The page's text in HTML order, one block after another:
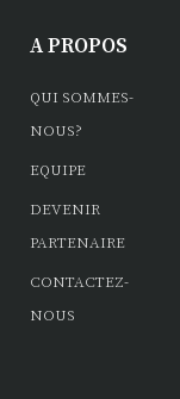
A PROPOS
QUI SOMMES-
NOUS?
EQUIPE
DEVENIR
PARTENAIRE
CONTACTEZ-
NOUS